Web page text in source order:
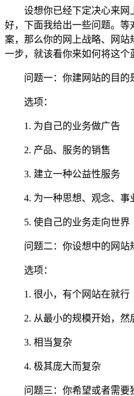
设想你已经下定决心来网
好，下面我给出一些问题。
案，那么你的网上战略、网
一步，就该看你来如何将这个
问题一：你建网站的目的
选项：
1. 为自己的业务做广告
2. 产品、服务的销售
3. 建立一种公益性服务
4. 为一种思想、观念、事
5. 使自己的业务走向世界
问题二：你设想中的网站
选项：
1. 很小，有个网站在就行
2. 从最小的规模开始，然
3. 相当复杂
4. 极其庞大而复杂
问题三：你希望或者需要